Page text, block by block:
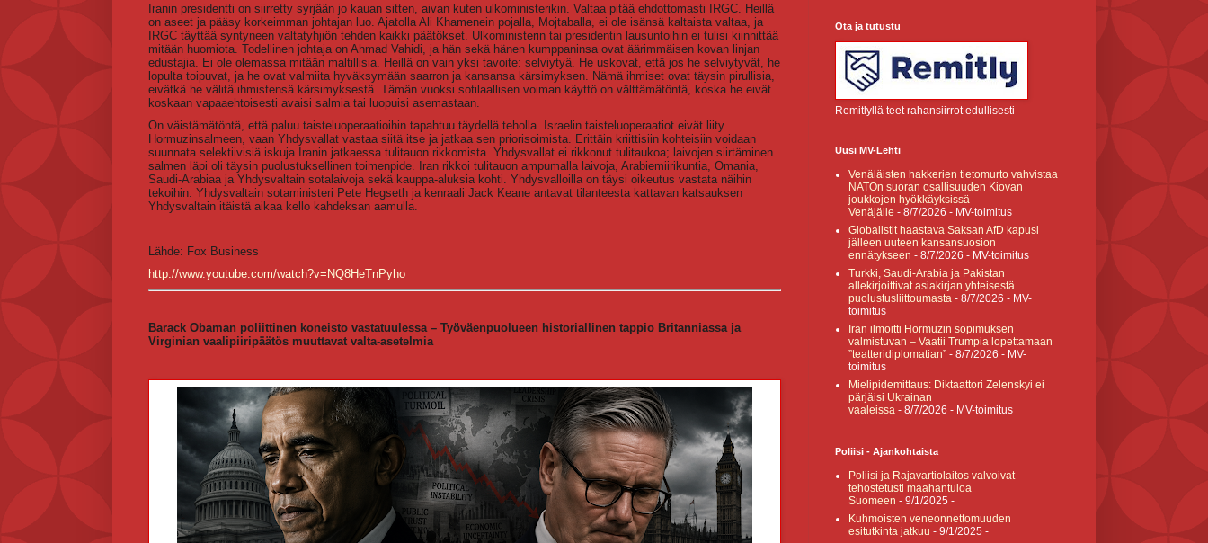
Iranin presidentti on siirretty syrjään jo kauan sitten, aivan kuten ulkoministerikin. Valtaa pitää ehdottomasti IRGC. Heillä
on aseet ja pääsy korkeimman johtajan luo. Ajatolla Ali Khamenein pojalla, Mojtaballa, ei ole isänsä kaltaista valtaa, ja
IRGC täyttää syntyneen valtatyhjiön tehden kaikki päätökset. Ulkoministerin tai presidentin lausuntoihin ei tulisi kiinnittää
mitään huomiota. Todellinen johtaja on Ahmad Vahidi, ja hän sekä hänen kumppaninsa ovat äärimmäisen kovan linjan
edustajia. Ei ole olemassa mitään maltillisia. Heillä on vain yksi tavoite: selviytyä. He uskovat, että jos he selviytyvät, he
lopulta toipuvat, ja he ovat valmiita hyväksymään saarron ja kansansa kärsimyksen. Nämä ihmiset ovat täysin pirullisia,
eivätkä he välitä ihmistensä kärsimyksestä. Tämän vuoksi sotilaallisen voiman käyttö on välttämätöntä, koska he eivät
koskaan vapaaehtoisesti avaisi salmia tai luopuisi asemastaan.
On väistämätöntä, että paluu taisteluoperaatioihin tapahtuu täydellä teholla. Israelin taisteluoperaatiot eivät liity
Hormuzinsalmeen, vaan Yhdysvallat vastaa siitä itse ja jatkaa sen priorisoimista. Erittäin kriittisiin kohteisiin voidaan
suunnata selektiivisiä iskuja Iranin jatkaessa tulitauon rikkomista. Yhdysvallat ei rikkonut tulitaukoa; laivojen siirtäminen
salmen läpi oli täysin puolustuksellinen toimenpide. Iran rikkoi tulitauon ampumalla laivoja, Arabiemiirikuntia, Omania,
Saudi-Arabiaa ja Yhdysvaltain sotalaivoja sekä kauppa-aluksia kohti. Yhdysvalloilla on täysi oikeutus vastata näihin
tekoihin. Yhdysvaltain sotaministeri Pete Hegseth ja kenraali Jack Keane antavat tilanteesta kattavan katsauksen
Yhdysvaltain itäistä aikaa kello kahdeksan aamulla.
Lähde: Fox Business
http://www.youtube.com/watch?v=NQ8HeTnPyho
Barack Obaman poliittinen koneisto vastatuulessa – Työväenpuolueen historiallinen tappio Britanniassa ja
Virginian vaalipiiripäätös muuttavat valta-asetelmia
Ota ja tutustu
Remitlyllä teet rahansiirrot edullisesti
Uusi MV-Lehti
Venäläisten hakkerien tietomurto vahvistaa
NATOn suoran osallisuuden Kiovan
joukkojen hyökkäyksissä
Venäjälle - 8/7/2026 - MV-toimitus
Globalistit haastava Saksan AfD kapusi
jälleen uuteen kansansuosion
ennätykseen - 8/7/2026 - MV-toimitus
Turkki, Saudi-Arabia ja Pakistan
allekirjoittivat asiakirjan yhteisestä
puolustusliittoumasta - 8/7/2026 - MV-
toimitus
Iran ilmoitti Hormuzin sopimuksen
valmistuvan – Vaatii Trumpia lopettamaan
”teatteridiplomatian” - 8/7/2026 - MV-
toimitus
Mielipidemittaus: Diktaattori Zelenskyi ei
pärjäisi Ukrainan
vaaleissa - 8/7/2026 - MV-toimitus
Poliisi - Ajankohtaista
Poliisi ja Rajavartiolaitos valvoivat
tehostetusti maahantuloa
Suomeen - 9/1/2025 -
Kuhmoisten veneonnettomuuden
esitutkinta jatkuu - 9/1/2025 -